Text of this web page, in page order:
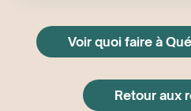
à célébrer le temps des
spectacle Noël blanc de
Voir quoi faire à
Retour aux